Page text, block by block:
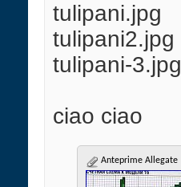
tulipani.jpg
tulipani2.jpg
tulipani-3.jpg
ciao ciao
Anteprime Allegate